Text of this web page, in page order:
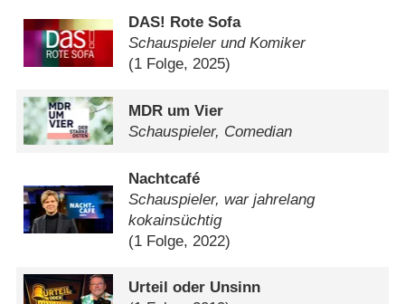
DAS! Rote Sofa
Schauspieler und Komiker
(1 Folge, 2025)
MDR um Vier
Schauspieler, Comedian
Nachtcafé
Schauspieler, war jahrelang
kokainsüchtig
(1 Folge, 2022)
Urteil oder Unsinn